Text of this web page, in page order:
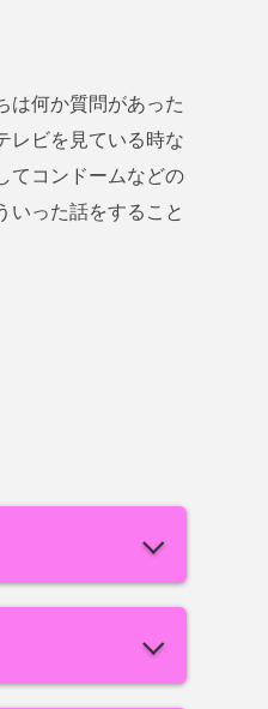
は何か質問があった
レビを見ている時な
てコンドームなどの
いった話をすること